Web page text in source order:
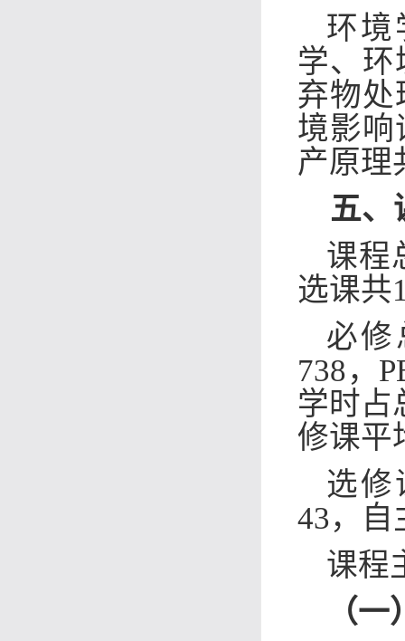
环境
学、
弃物处
境影响
产原理
五、
课程
选课共
必修
738，
学时占
修课平
选修
43，自
课程
（